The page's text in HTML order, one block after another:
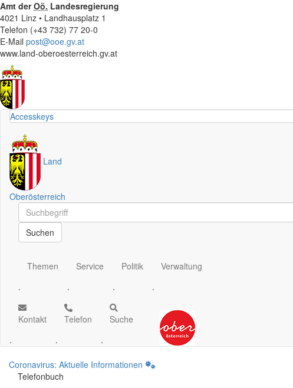
Amt derOö. Landesregierung
4021 Linz • Landhausplatz 1
Telefon (+43 732) 77 20-0
E-Mail post@ooe.gv.at
www.land-oberoesterreich.gv.at
Accesskeys
Land
Oberösterreich
Schnellsuche
Schnellsuche
Suchen
Themen
.
Service
.
Politik
.
Verwaltung
.
Kontakt
.
Telefon
.
Suche
.
Coronavirus: Aktuelle Informationen
Telefonbuch